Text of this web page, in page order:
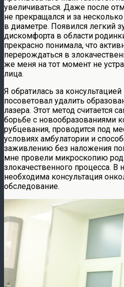
увеличиваться. Даже после
не прекращался и за
в диаметре. Появился легкий
дискомфорта в области
прекрасно понимала, что
перерождаться в
же меня на тот момент не
лица.
Я обратилась за
посоветовал удалить
лазера. Этот метод
борьбе с новообразованиями
рубцевания, проводится под
условиях амбулатории и
заживлению без наложения
мне провели микроскопию
злокачественного процесса. В
необходима консультация
обследование.